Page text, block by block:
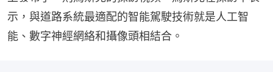
示，與道路系統最適配的智能駕駛技術就是人工智
能、數字神經網絡和攝像頭相結合。